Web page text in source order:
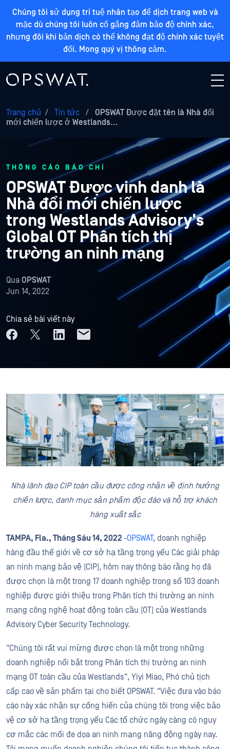
Chúng tôi sử dụng trí tuệ nhân tạo để dịch trang web và
mặc dù chúng tôi luôn cố gắng đảm bảo độ chính xác,
nhưng đôi khi bản dịch có thể không đạt độ chính xác tuyệt
đối. Mong quý vị thông cảm.
Trang chủ / Tin tức /
OPSWAT Được đặt tên là Nhà đổi
mới chiến lược ở Westlands...
THÔNG CÁO BÁO CHÍ
OPSWAT Được vinh danh là
Nhà đổi mới chiến lược
trong Westlands Advisory's
Global OT Phân tích thị
trường an ninh mạng
Qua OPSWAT
Jun 14, 2022
Chia sẻ bài viết này
Nhà lãnh đạo CIP toàn cầu được công nhận về định hướng
chiến lược, danh mục sản phẩm độc đáo và hỗ trợ khách
hàng xuất sắc
TAMPA, Fla., Tháng Sáu 14, 2022 -OPSWAT, doanh nghiệp
hàng đầu thế giới về cơ sở hạ tầng trọng yếu Các giải pháp
an ninh mạng bảo vệ (CIP), hôm nay thông báo rằng họ đã
được chọn là một trong 17 doanh nghiệp trong số 103 doanh
nghiệp được giới thiệu trong Phân tích thị trường an ninh
mạng công nghệ hoạt động toàn cầu (OT) của Westlands
Advisory Cyber Security Technology.
"Chúng tôi rất vui mừng được chọn là một trong những
doanh nghiệp nổi bật trong Phân tích thị trường an ninh
mạng OT toàn cầu của Westlands", Yiyi Miao, Phó chủ tịch
cấp cao về sản phẩm tại cho biết OPSWAT. "Việc đưa vào báo
cáo này xác nhận sự cống hiến của chúng tôi trong việc bảo
vệ cơ sở hạ tầng trọng yếu Các tổ chức ngày càng có nguy
cơ mắc các mối đe dọa an ninh mạng năng động ngày nay.